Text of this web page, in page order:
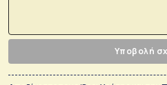
Υποβολή